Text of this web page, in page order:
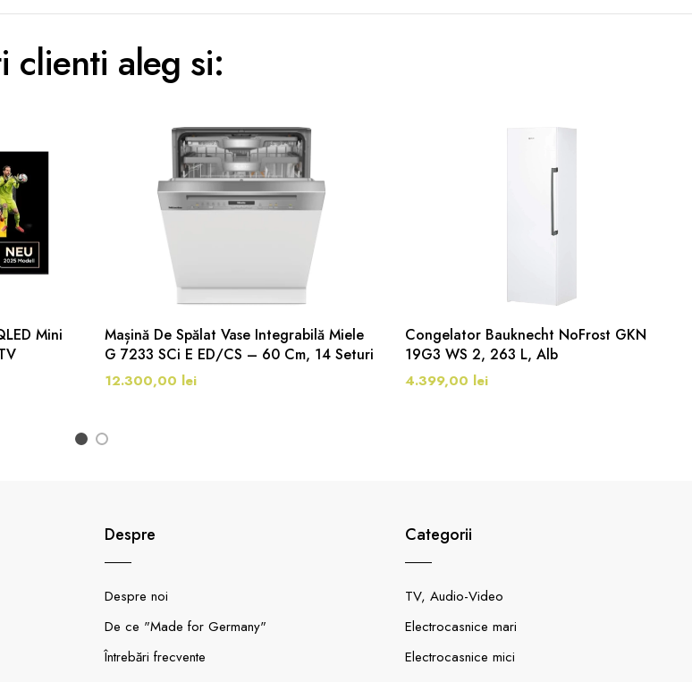
clienti aleg si:
Mini
Mașină De Spălat Vase Integrabilă Miele
G 7233 SCi E ED/CS – 60 Cm, 14 Seturi
12.300,00 lei
Congelator Bauknecht NoFrost GKN
19G3 WS 2, 263 L, Alb
4.399,00 lei
1 2
Despre
Despre noi
De ce "Made for Germany"
Întrebări frecvente
Categorii
TV, Audio-Video
Electrocasnice mari
Electrocasnice mici